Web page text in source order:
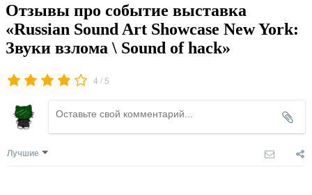
Отзывы про событие выставка
«Russian Sound Art Showcase New York:
Звуки взлома \ Sound of hack»
4 / 5
Лучшие